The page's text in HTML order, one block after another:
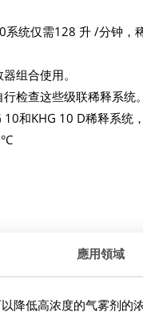
统仅需128 升 /分钟，
组合使用。
检查这些级联稀释系统
和KHG 10 D稀释系统
應用領域
降低高浓度的气雾剂的